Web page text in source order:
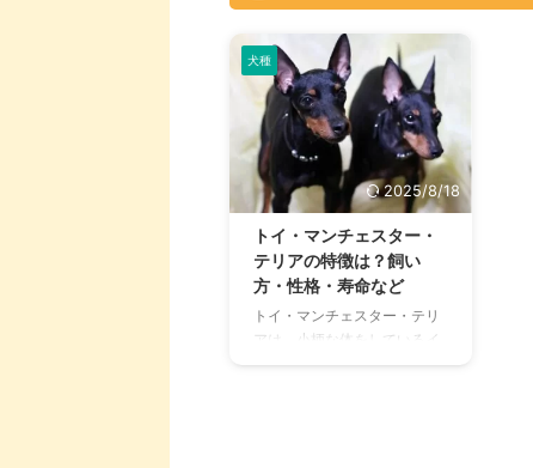
犬種
2025/8/18
トイ・マンチェスター・
テリアの特徴は？飼い
方・性格・寿命など
トイ・マンチェスター・テリ
アは、小柄な体をしているイ
ギリスが原産のテリア犬で